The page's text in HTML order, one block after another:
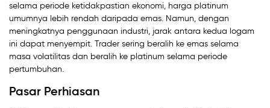
selama periode ketidakpastian ekonomi, harga platinum
umumnya lebih rendah daripada emas. Namun, dengan
meningkatnya penggunaan industri, jarak antara kedua logam
ini dapat menyempit. Trader sering beralih ke emas selama
masa volatilitas dan beralih ke platinum selama periode
pertumbuhan.
Pasar Perhiasan